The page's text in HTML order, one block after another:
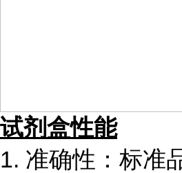
试剂盒性能
1. 准确性：标准